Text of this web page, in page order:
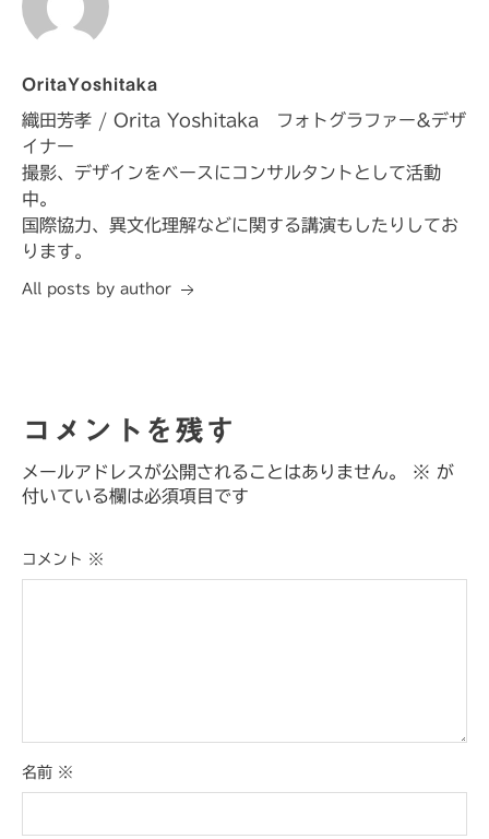
OritaYoshitaka
織田芳孝 / Orita Yoshitaka フォトグラファー&デザ
イナー
撮影、デザインをベースにコンサルタントとして活動
中。
国際協力、異文化理解などに関する講演もしたりしてお
ります。
All posts by author
コメントを残す
メールアドレスが公開されることはありません。 ※ が
付いている欄は必須項目です
コメント ※
名前 ※